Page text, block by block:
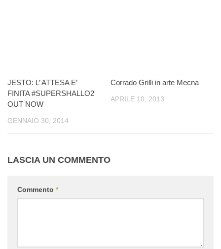
JESTO: L’ ATTESA E’
FINITA #SUPERSHALLO2
OUT NOW
GENNAIO 30, 2014
Corrado Grilli in arte Mecna
APRILE 10, 2013
LASCIA UN COMMENTO
Commento *